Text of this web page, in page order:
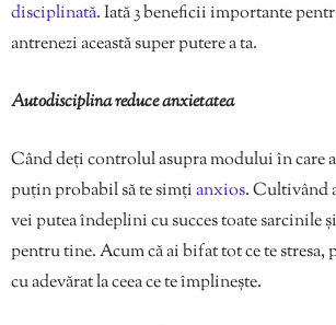
disciplinată. Iată 3 beneficii importante
antrenezi această super putere a ta.
Autodisciplina reduce anxietatea
Când deți controlul asupra modului în care
puțin probabil să te simțianxios. Cultivând
vei putea îndeplini cu succes toate sarcinile
pentru tine. Acum că ai bifat tot ce te stresa,
cu adevărat la ceea ce te împlinește.